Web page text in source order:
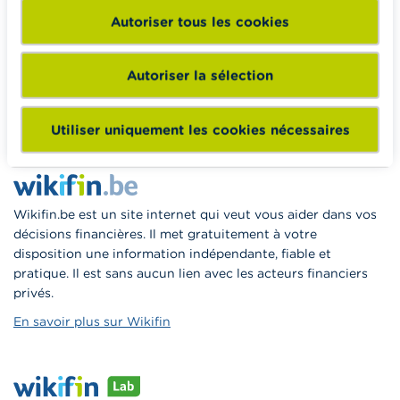
Autoriser tous les cookies
Autoriser la sélection
Utiliser uniquement les cookies nécessaires
Wikifin School met gratuitement à disposition des
enseignants du matériel pédagogique varié et des
formations pour les aider à faire de l’éducation financière et
Wikifin.be est un site internet qui veut vous aider dans vos
décisions financières. Il met gratuitement à votre
disposition une information indépendante, fiable et
pratique. Il est sans aucun lien avec les acteurs financiers
privés.
En savoir plus sur Wikifin